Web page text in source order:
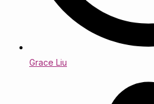
Grace Liu